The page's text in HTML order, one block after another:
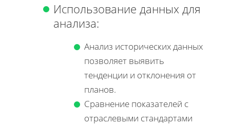
Использование данных для
анализа:
Анализ исторических данных
позволяет выявить
тенденции и отклонения от
планов.
Сравнение показателей с
отраслевыми стандартами